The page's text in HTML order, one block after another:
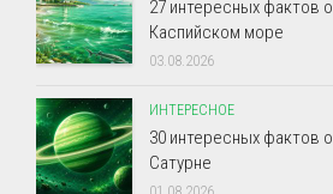
27 интересных фактов о
Каспийском море
03.08.2026
ИНТЕРЕСНОЕ
30 интересных фактов о
Сатурне